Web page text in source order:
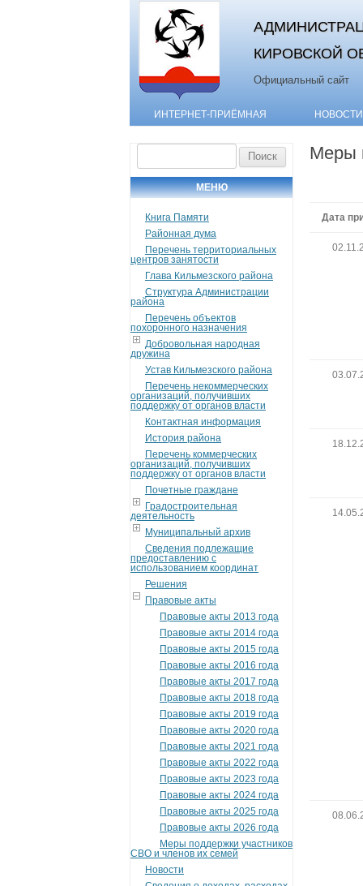
КИРОВСКОЙ
Официальный сайт
ИНТЕРНЕТ-ПРИЁМНАЯ НОВОСТИ
МЕНЮ
Книга Памяти
Районная дума
Перечень территориальных
центров занятости
Глава Кильмезского района
Структура Администрации
района
Перечень объектов
похоронного назначения
Добровольная народная
дружина
Устав Кильмезского района
Перечень некоммерческих
организаций, получивших
поддержку от органов власти
Контактная информация
История района
Перечень коммерческих
организаций, получивших
поддержку от органов власти
Почетные граждане
Градостроительная
деятельность
Муниципальный архив
Сведения подлежащие
предоставлению с
использованием координат
Решения
Правовые акты
Правовые акты 2013 года
Правовые акты 2014 года
Правовые акты 2015 года
Правовые акты 2016 года
Правовые акты 2017 года
Правовые акты 2018 года
Правовые акты 2019 года
Правовые акты 2020 года
Правовые акты 2021 года
Правовые акты 2022 года
Правовые акты 2023 года
Правовые акты 2024 года
Правовые акты 2025 года
Правовые акты 2026 года
Меры поддержки участников
СВО и членов их семей
Новости
Меры
Дата